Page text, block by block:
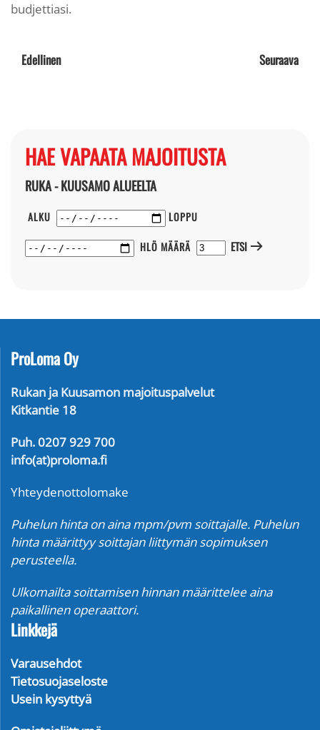
budjettiasi.
Edellinen Seuraava
HAE VAPAATA MAJOITUSTA
RUKA - KUUSAMO ALUEELTA
ALKU
LOPPU
HLÖ MÄÄRÄ
ETSI
ProLoma Oy
Rukan ja Kuusamon majoituspalvelut
Kitkantie 18
Puh. 0207 929 700
info(at)proloma.fi
Yhteydenottolomake
Puhelun hinta on aina mpm/pvm soittajalle. Puhelun
hinta määrittyy soittajan liittymän sopimuksen
perusteella.
Ulkomailta soittamisen hinnan määrittelee aina
paikallinen operaattori.
Linkkejä
Varausehdot
Tietosuojaseloste
Usein kysyttyä